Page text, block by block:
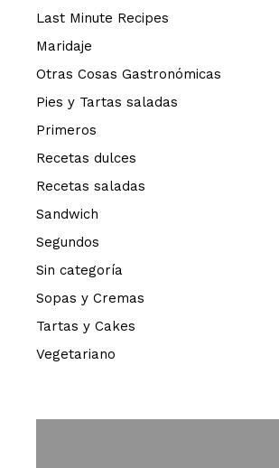
Last Minute Recipes
Maridaje
Otras Cosas Gastronómicas
Pies y Tartas saladas
Primeros
Recetas dulces
Recetas saladas
Sandwich
Segundos
Sin categoría
Sopas y Cremas
Tartas y Cakes
Vegetariano